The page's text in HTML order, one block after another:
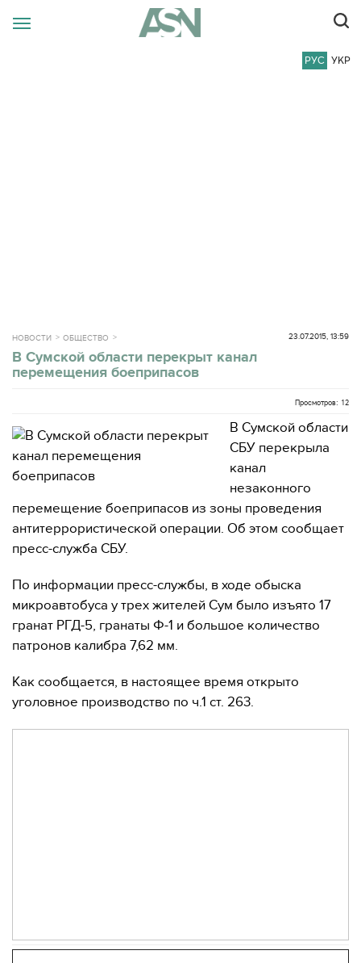
РУС УКР
НОВОСТИ ОБЩЕСТВО 23.07.2015, 13:59
В Сумской области перекрыт канал
перемещения боеприпасов
Просмотров: 12
В Сумской области
СБУ перекрыла
канал
незаконного
перемещение боеприпасов из зоны проведения
антитеррористической операции. Об этом сообщает
пресс-служба СБУ.
По информации пресс-службы, в ходе обыска
микроавтобуса у трех жителей Сум было изъято 17
гранат РГД-5, гранаты Ф-1 и большое количество
патронов калибра 7,62 мм.
Как сообщается, в настоящее время открыто
уголовное производство по ч.1 ст. 263.